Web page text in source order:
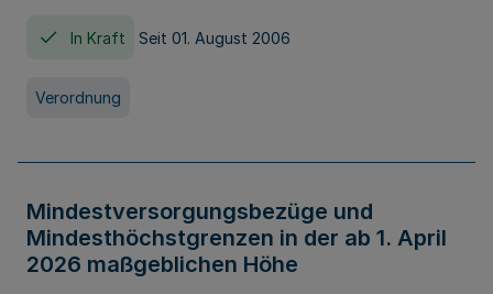
In Kraft Seit 01. August 2006
Verordnung
Mindestversorgungsbezüge und
Mindesthöchstgrenzen in der ab 1. April
2026 maßgeblichen Höhe